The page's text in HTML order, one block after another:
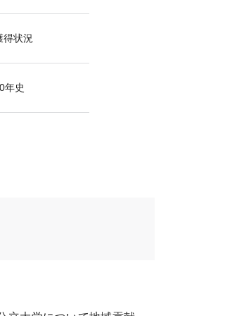
得状況
年史